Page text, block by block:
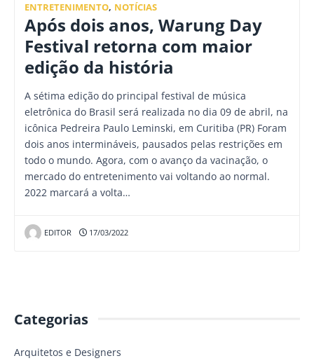
ENTRETENIMENTO, NOTÍCIAS
Após dois anos, Warung Day
Festival retorna com maior
edição da história
A sétima edição do principal festival de música
eletrônica do Brasil será realizada no dia 09 de abril, na
icônica Pedreira Paulo Leminski, em Curitiba (PR) Foram
dois anos intermináveis, pausados pelas restrições em
todo o mundo. Agora, com o avanço da vacinação, o
mercado do entretenimento vai voltando ao normal.
2022 marcará a volta…
EDITOR 17/03/2022
Categorias
Arquitetos e Designers